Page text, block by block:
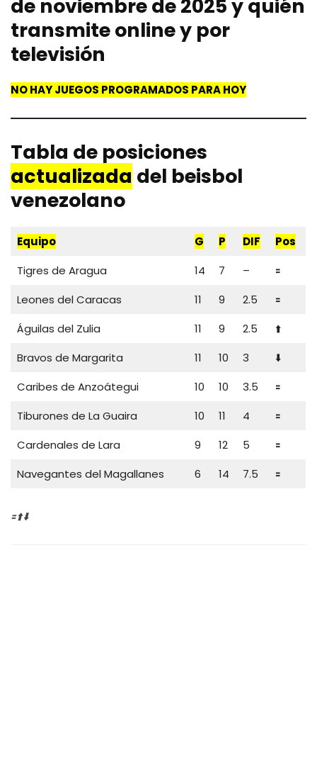
de noviembre de 2025 y quién
transmite online y por
televisión
NO HAY JUEGOS PROGRAMADOS PARA HOY
Tabla de posiciones
actualizada del beisbol
venezolano
Equipo G P DIF
Pos
Tigres de Aragua
14 7 –
🟰
Leones del Caracas
11 9 2.5
🟰
Águilas del Zulia
11 9 2.5
⬆️
Bravos de Margarita
11 10 3
⬇️
Caribes de Anzoátegui
10 10 3.5
🟰
Tiburones de La Guaira
10 11 4
🟰
Cardenales de Lara
9 12 5
🟰
Navegantes del Magallanes
6 14 7.5 🟰
🟰⬆️⬇️